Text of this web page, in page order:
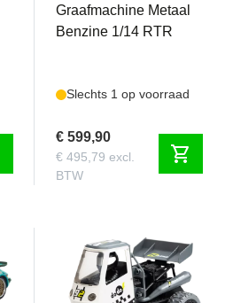
Graafmachine Metaal
Benzine 1/14 RTR
Slechts 1 op voorraad
€ 599,90
€ 495,79 excl.
BTW
shopping_cart